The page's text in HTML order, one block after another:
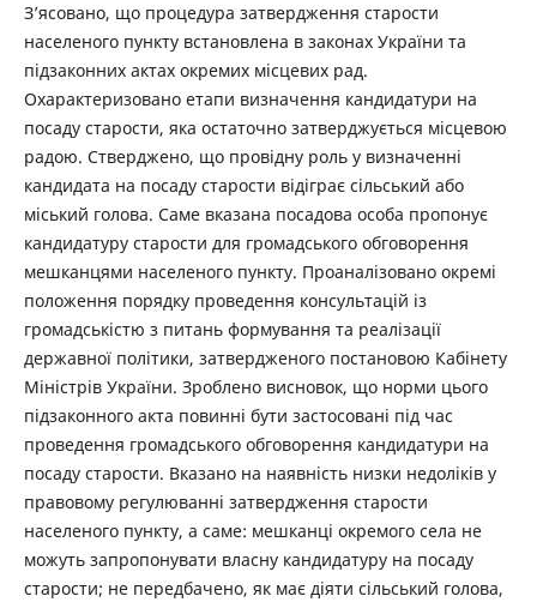
З’ясовано, що процедура затвердження старости
населеного пункту встановлена в законах України та
підзаконних актах окремих місцевих рад.
Охарактеризовано етапи визначення кандидатури на
посаду старости, яка остаточно затверджується місцевою
радою. Стверджено, що провідну роль у визначенні
кандидата на посаду старости відіграє сільський або
міський голова. Саме вказана посадова особа пропонує
кандидатуру старости для громадського обговорення
мешканцями населеного пункту. Проаналізовано окремі
положення порядку проведення консультацій із
громадськістю з питань формування та реалізації
державної політики, затвердженого постановою Кабінету
Міністрів України. Зроблено висновок, що норми цього
підзаконного акта повинні бути застосовані під час
проведення громадського обговорення кандидатури на
посаду старости. Вказано на наявність низки недоліків у
правовому регулюванні затвердження старости
населеного пункту, а саме: мешканці окремого села не
можуть запропонувати власну кандидатуру на посаду
старости; не передбачено, як має діяти сільський голова,